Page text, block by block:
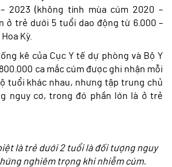
2023 (không tính mùa cúm 2020 –
ở trẻ dưới 5 tuổi dao động từ 6.000 –
Kỳ.
kê của Cục Y tế dự phòng và Bộ Y
ca mắc cúm được ghi nhận mỗi
tuổi khác nhau, nhưng tập trung chủ
nguy cơ, trong đó phần lớn là ở trẻ
là trẻ dưới 2 tuổi là đối tượng nguy
nghiêm trọng khi nhiễm cúm.